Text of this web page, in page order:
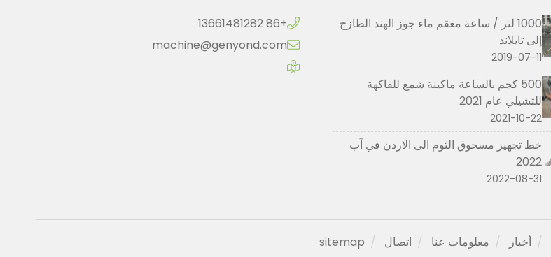
1000 لتر / ساعة معقم ماء جوز الهند الطازج
إلى تايلاند
2019-07-11
500 كجم بالساعة ماكينة شمع للفاكهة
للتشيلي عام 2021
2021-10-22
خط تجهيز مسحوق الثوم الى الاردن في آب
2022
2022-08-31
+86 13661481282
machine@genyond.com
أخبار معلومات عنا اتصال sitemap